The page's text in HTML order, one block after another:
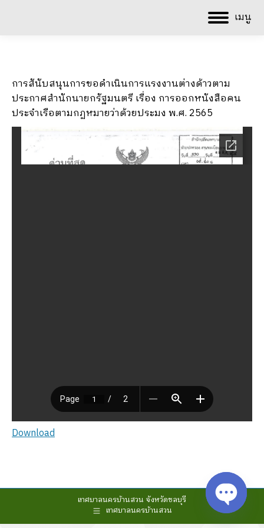
เมนู
การสันับสนุนการขอดำเนินการแรงงานต่างด้าวตาม
ประกาศสำนักนายกรัฐมนตรี เรื่อง การออกหนังสือคน
ประจำเรือตามกฏหมายว่าด้วยประมง พ.ศ. 2565
Download
เทศบาลนครบ้านสวน จังหวัดชลบุรี
เทศบาลนครบ้านสวน